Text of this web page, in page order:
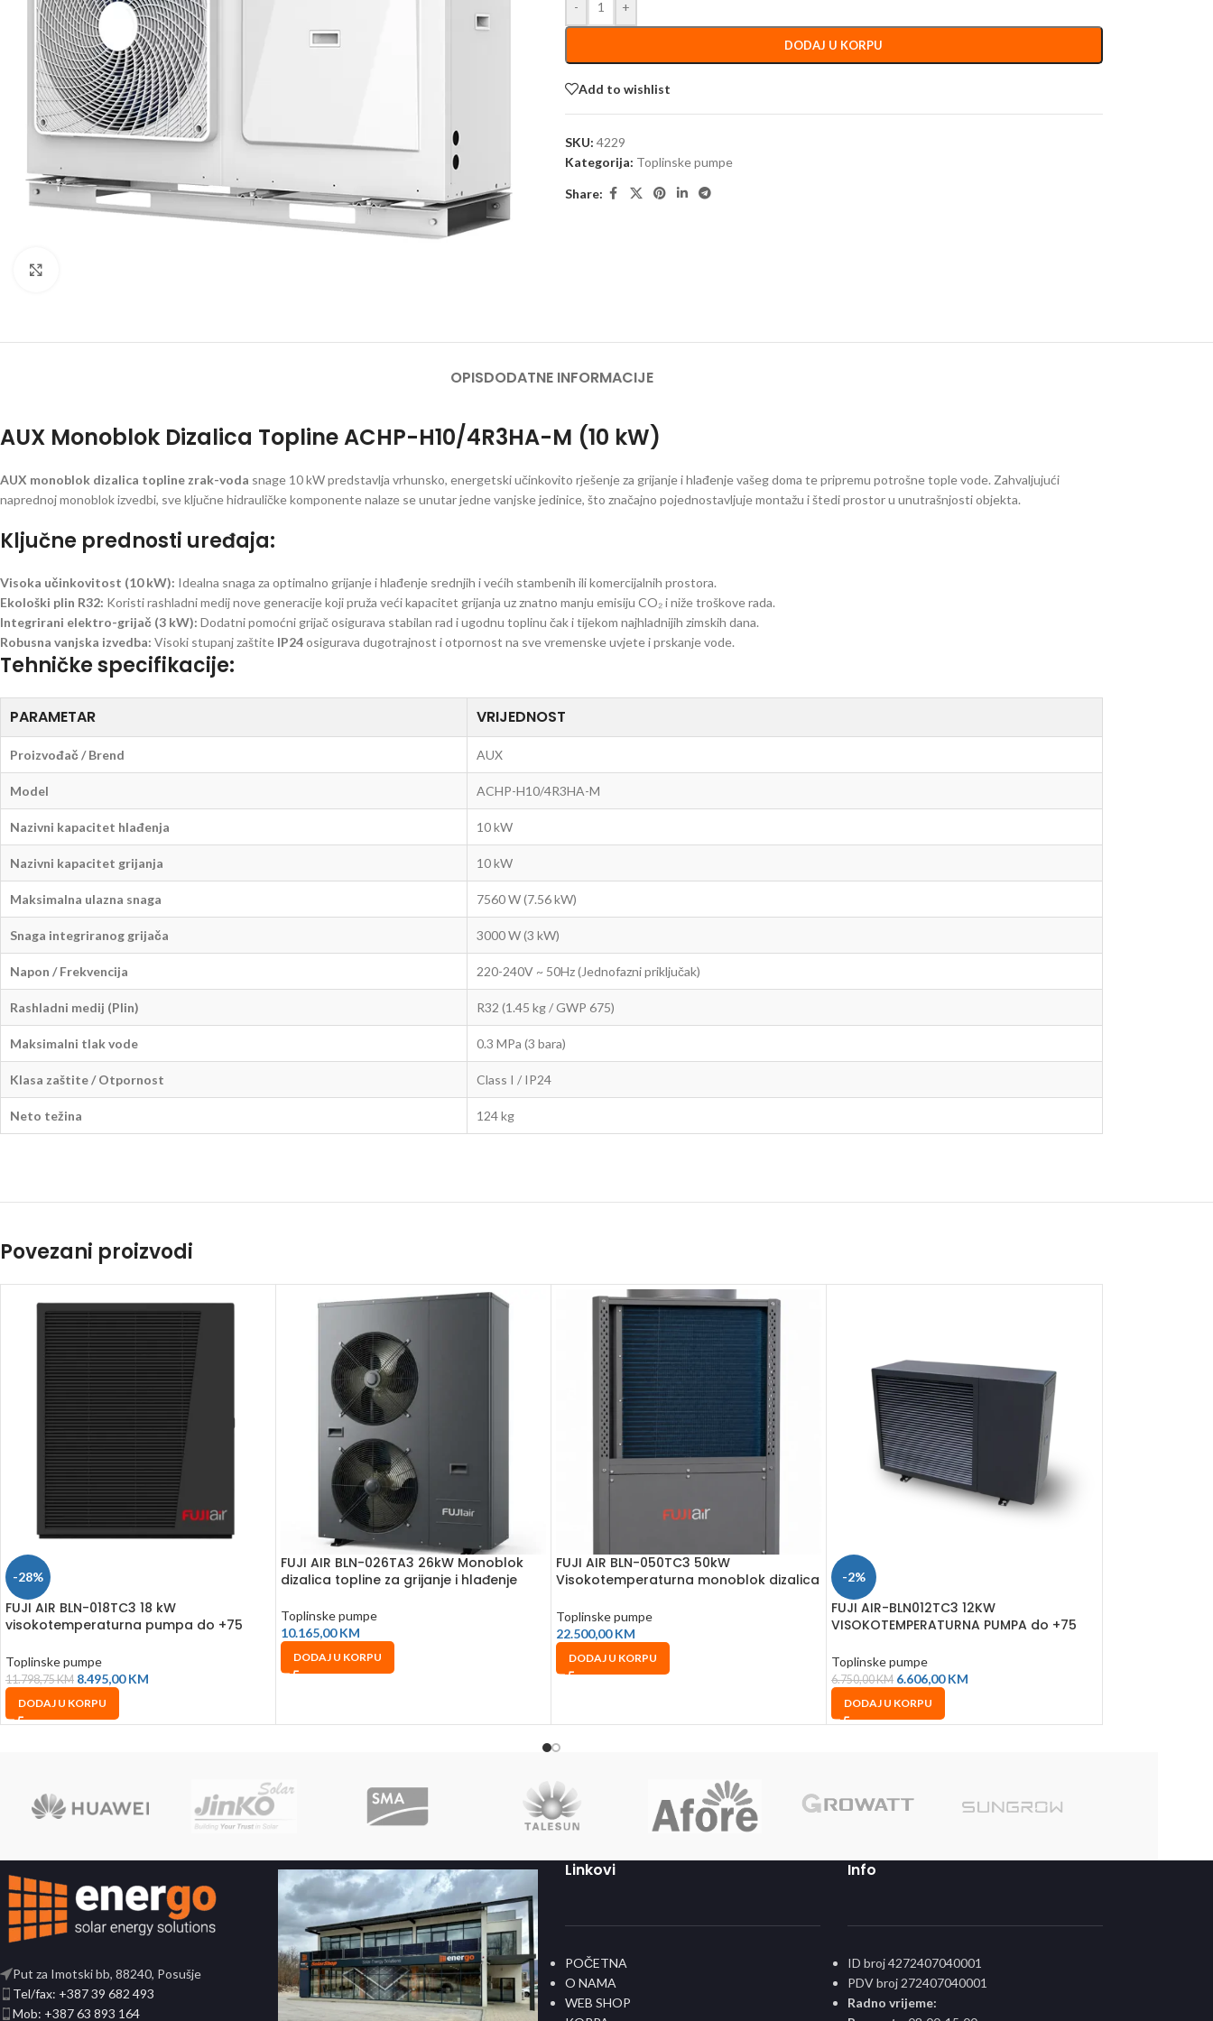
- +
DODAJ U KORPU
Add to wishlist
SKU: 4229
Kategorija: Toplinske pumpe
Share:
OPISDODATNE INFORMACIJE
AUX Monoblok Dizalica Topline ACHP-H10/4R3HA-M (10 kW)
AUX monoblok dizalica topline zrak-voda snage 10 kW predstavlja vrhunsko, energetski učinkovito rješenje za grijanje i hlađenje vašeg doma te pripremu potrošne tople vode. Zahvaljujući
naprednoj monoblok izvedbi, sve ključne hidrauličke komponente nalaze se unutar jedne vanjske jedinice, što značajno pojednostavljuje montažu i štedi prostor u unutrašnjosti objekta.
Ključne prednosti uređaja:
Visoka učinkovitost (10 kW): Idealna snaga za optimalno grijanje i hlađenje srednjih i većih stambenih ili komercijalnih prostora.
Ekološki plin R32: Koristi rashladni medij nove generacije koji pruža veći kapacitet grijanja uz znatno manju emisiju CO₂ i niže troškove rada.
Integrirani elektro-grijač (3 kW): Dodatni pomoćni grijač osigurava stabilan rad i ugodnu toplinu čak i tijekom najhladnijih zimskih dana.
Robusna vanjska izvedba: Visoki stupanj zaštite IP24osigurava dugotrajnost i otpornost na sve vremenske uvjete i prskanje vode.
Tehničke specifikacije:
PARAMETAR VRIJEDNOST
Proizvođač / Brend AUX
Model ACHP-H10/4R3HA-M
Nazivni kapacitet hlađenja 10 kW
Nazivni kapacitet grijanja 10 kW
Maksimalna ulazna snaga 7560 W (7.56 kW)
Snaga integriranog grijača 3000 W (3 kW)
Napon / Frekvencija 220-240V ~ 50Hz (Jednofazni priključak)
Rashladni medij (Plin) R32 (1.45 kg / GWP 675)
Maksimalni tlak vode 0.3 MPa (3 bara)
Klasa zaštite / Otpornost Class I / IP24
Neto težina 124 kg
Povezani proizvodi
-28%
FUJI AIR BLN-018TC3 18 kW
visokotemperaturna pumpa do +75
Toplinske pumpe
11.798,75KM 8.495,00KM
DODAJ U KORPU
FUJI AIR BLN-026TA3 26kW Monoblok
dizalica topline za grijanje i hlađenje
Toplinske pumpe
10.165,00KM
DODAJ U KORPU
FUJI AIR BLN-050TC3 50kW
Visokotemperaturna monoblok dizalica
Toplinske pumpe
22.500,00KM
DODAJ U KORPU
-2%
FUJI AIR-BLN012TC3 12KW
VISOKOTEMPERATURNA PUMPA do +75
Toplinske pumpe
6.750,00KM 6.606,00KM
DODAJ U KORPU
Put za Imotski bb, 88240, Posušje
Tel/fax: +387 39 682 493
Mob: +387 63 893 164
Linkovi
POČETNA
O NAMA
WEB SHOP
Info
ID broj 4272407040001
PDV broj 272407040001
Radno vrijeme: